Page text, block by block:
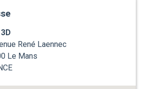
René Laennec
Le Mans